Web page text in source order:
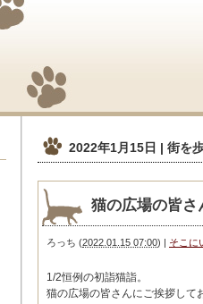
2022年1月15日 | 街を
猫の広場の皆
ろっち (2022.01.15 07:00) | そこに
1/2恒例の初詣猫詣。
猫の広場の皆さんにご挨拶して